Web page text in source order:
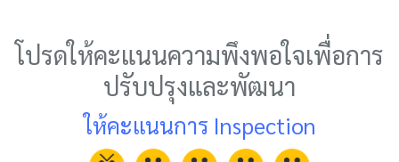
โปรดให้คะแนนความพึงพอใจเพื่อการ
ปรับปรุงและพัฒนา
ให้คะแนนการ Inspection